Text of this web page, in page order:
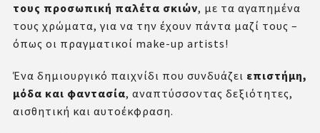
τους προσωπική παλέτα σκιών, με τα αγαπημένα
τους χρώματα, για να την έχουν πάντα μαζί τους –
όπως οι πραγματικοί make-up artists!
Ένα δημιουργικό παιχνίδι που συνδυάζει επιστήμη,
μόδα και φαντασία, αναπτύσσοντας δεξιότητες,
αισθητική και αυτοέκφραση.